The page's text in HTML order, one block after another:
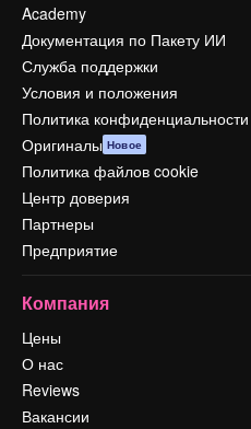
Academy
Документация по Пакету ИИ
Служба поддержки
Условия и положения
Политика конфиденциальности
Оригиналы Новое
Политика файлов cookie
Центр доверия
Партнеры
Предприятие
Компания
Цены
О нас
Reviews
Вакансии